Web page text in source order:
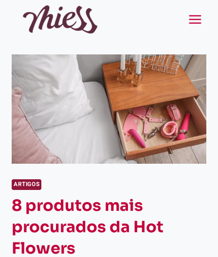
ARTIGOS
8 produtos mais
procurados da Hot
Flowers